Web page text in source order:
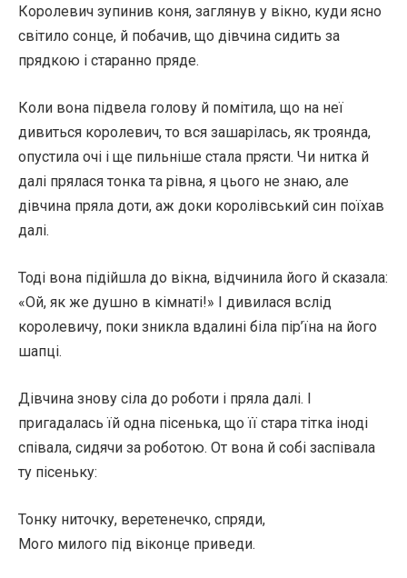
Королевич зупинив коня, заглянув у вікно, куди ясно
світило сонце, й побачив, що дівчина сидить за
прядкою і старанно пряде.
Коли вона підвела голову й помітила, що на неї
дивиться королевич, то вся зашарілась, як троянда,
опустила очі і ще пильніше стала прясти. Чи нитка й
далі прялася тонка та рівна, я цього не знаю, але
дівчина пряла доти, аж доки королівський син поїхав
далі.
Тоді вона підійшла до вікна, відчинила його й сказала:
«Ой, як же душно в кімнаті!» І дивилася вслід
королевичу, поки зникла вдалині біла пір’їна на його
шапці.
Дівчина знову сіла до роботи і пряла далі. І
пригадалась їй одна пісенька, що її стара тітка іноді
співала, сидячи за роботою. От вона й собі заспівала
ту пісеньку:
Тонку ниточку, веретенечко, спряди,
Мого милого під віконце приведи.